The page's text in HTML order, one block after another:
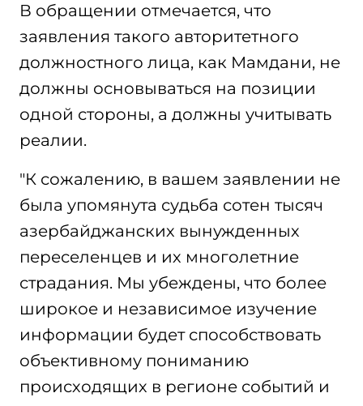
В обращении отмечается, что
заявления такого авторитетного
должностного лица, как Мамдани, не
должны основываться на позиции
одной стороны, а должны учитывать
реалии.
"К сожалению, в вашем заявлении не
была упомянута судьба сотен тысяч
азербайджанских вынужденных
переселенцев и их многолетние
страдания. Мы убеждены, что более
широкое и независимое изучение
информации будет способствовать
объективному пониманию
происходящих в регионе событий и